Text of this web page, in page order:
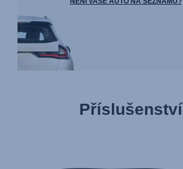
Příslušenství